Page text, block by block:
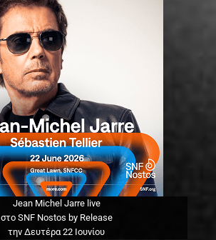
Jean Michel Jarre live
στο SNF Nostos by Release
την Δευτέρα 22 Ιουνίου